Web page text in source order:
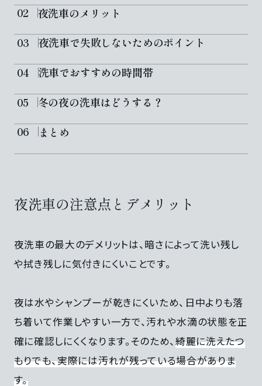
夜洗車のメリット
夜洗車で失敗しないためのポイント
洗車でおすすめの時間帯
冬の夜の洗車はどうする？
まとめ
夜洗車の注意点とデメリット
夜洗車の最大のデメリットは、暗さによって洗い残し
や拭き残しに気付きにくいことです。
夜は水やシャンプーが乾きにくいため、日中よりも落
ち着いて作業しやすい一方で、汚れや水滴の状態を正
確に確認しにくくなります。そのため、綺麗に洗えたつ
もりでも、実際には汚れが残っている場合がありま
す。